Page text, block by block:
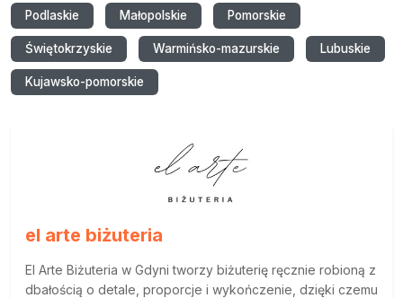
Podlaskie Małopolskie Pomorskie
Świętokrzyskie Warmińsko-mazurskie Lubuskie
Kujawsko-pomorskie
el arte biżuteria
El Arte Biżuteria w Gdyni tworzy biżuterię ręcznie robioną z
dbałością o detale, proporcje i wykończenie, dzięki czemu